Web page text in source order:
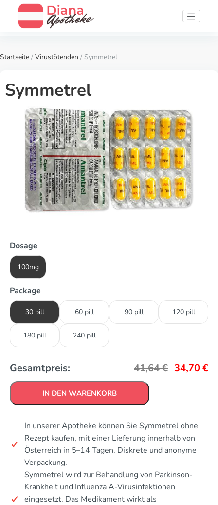
Startseite / Virustötenden / Symmetrel
Symmetrel
Dosage
100mg
Package
30 pill 60 pill 90 pill 120 pill
180 pill 240 pill
Gesamtpreis: 41,64€ 34,70€
IN DEN WARENKORB
In unserer Apotheke können Sie Symmetrel ohne
Rezept kaufen, mit einer Lieferung innerhalb von
Österreich in 5–14 Tagen. Diskrete und anonyme
Verpackung.
Symmetrel wird zur Behandlung von Parkinson-
Krankheit und Influenza A-Virusinfektionen
eingesetzt. Das Medikament wirkt als